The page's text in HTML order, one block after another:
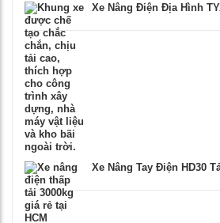
Xe Nâng Điện Địa Hình
Xe Nâng Tay Điện HD30